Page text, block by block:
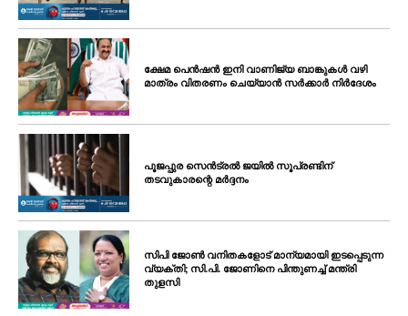
ക്ഷേമ പെൻഷൻ ഇനി വാണിജ്യ ബാങ്കുകൾ വഴി
മാത്രം വിതരണം ചെയ്യാൻ സർക്കാർ നിർദേശം
പൂജപ്പുര സെൻട്രൽ ജയിൽ സൂപ്രണ്ടിന്
തടവുകാരന്റെ മർദ്ദനം
സിപി ജോൺ വനിതകളോട് മാന്യമായി ഇടപ്പെടുന്ന
വ്യക്തി; സി.പി. ജോണിനെ പിന്തുണച്ച് മന്ത്രി
തുളസി